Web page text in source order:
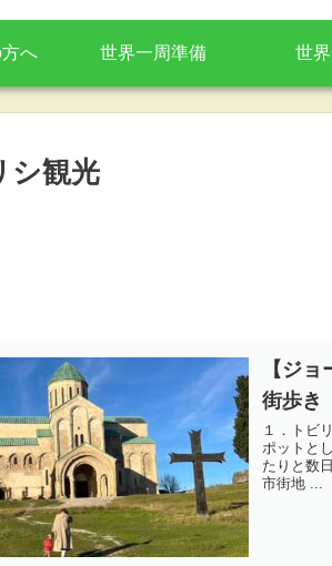
へ 世界一周準備 世
シ観光
【ジ
街歩き
１．トビ
ポットと
たりと数
市街地 ...